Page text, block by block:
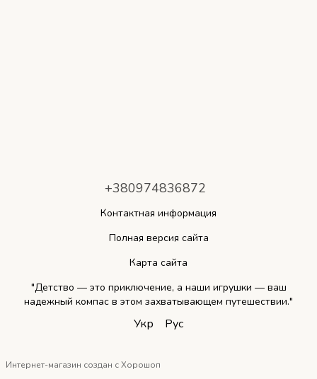
+380974836872
Контактная информация
Полная версия сайта
Карта сайта
"Детство — это приключение, а наши игрушки — ваш
надежный компас в этом захватывающем путешествии."
Укр Рус
Интернет-магазин создан с Хорошоп